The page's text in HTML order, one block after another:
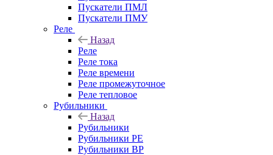
Пускатели ПМЛ
Пускатели ПМУ
Реле
Назад
Реле
Реле тока
Реле времени
Реле промежуточное
Реле тепловое
Рубильники
Назад
Рубильники
Рубильники РЕ
Рубильники ВР